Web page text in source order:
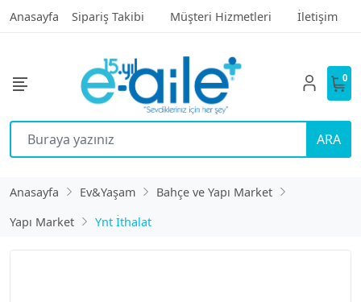
Anasayfa Sipariş Takibi Müşteri Hizmetleri İletişim
ARA
0
Anasayfa Ev&Yaşam
Bahçe ve Yapı Market
Yapı Market
Ynt İthalat